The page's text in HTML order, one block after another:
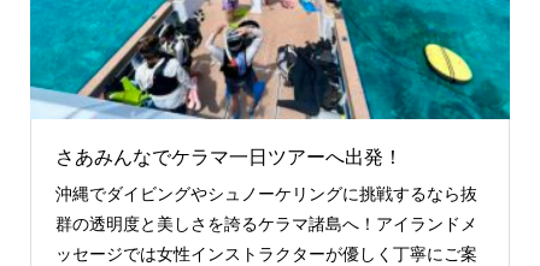
さあみんなでケラマ一日ツアーへ出発！
沖縄でダイビングやシュノーケリングに挑戦するなら抜
群の透明度と美しさを誇るケラマ諸島へ！アイランドメ
ッセージでは女性インストラクターが優しく丁寧にご案